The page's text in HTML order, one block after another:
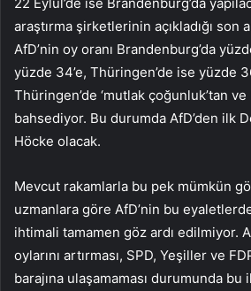
araştırma şirketlerinin açıkladığı son
AfD’nin oy oranı Brandenburg’da
yüzde 34’e, Thüringen’de ise yüzde
Thüringen’de ‘mutlak çoğunluk’tan
bahsediyor. Bu durumda AfD’den ilk
Höcke olacak.
Mevcut rakamlarla bu pek mümkün
uzmanlara göre AfD’nin bu
ihtimali tamamen göz ardı edilmiyor.
oylarını artırması, SPD, Yeşiller ve
barajına ulaşamaması durumunda bu